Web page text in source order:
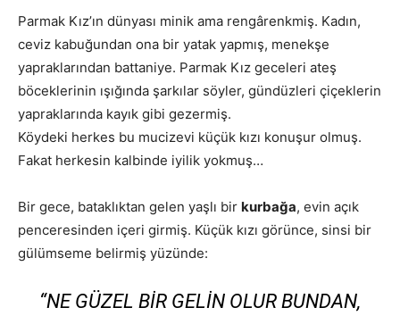
Parmak Kız’ın dünyası minik ama rengârenkmiş. Kadın,
ceviz kabuğundan ona bir yatak yapmış, menekşe
yapraklarından battaniye. Parmak Kız geceleri ateş
böceklerinin ışığında şarkılar söyler, gündüzleri çiçeklerin
yapraklarında kayık gibi gezermiş.
Köydeki herkes bu mucizevi küçük kızı konuşur olmuş.
Fakat herkesin kalbinde iyilik yokmuş…
Bir gece, bataklıktan gelen yaşlı bir kurbağa, evin açık
penceresinden içeri girmiş. Küçük kızı görünce, sinsi bir
gülümseme belirmiş yüzünde:
“NE GÜZEL BIR GELIN OLUR BUNDAN,